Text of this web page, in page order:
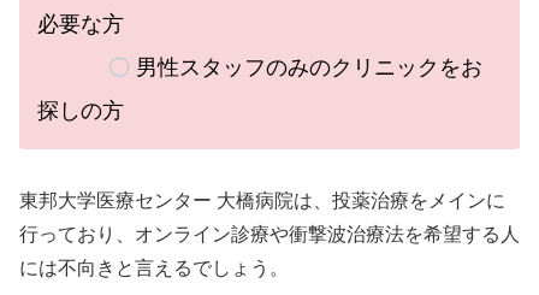
必要な方
〇 男性スタッフのみのクリニックをお
探しの方
東邦大学医療センター 大橋病院は、 投薬治療をメインに
行っており、オンライン診療や衝撃波治療法を希望する人
には不向きと言えるでしょう。